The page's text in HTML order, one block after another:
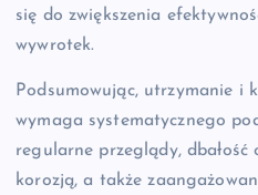
się do zwiększenia
wywrotek.
Podsumowując, utrzymanie i
wymaga systematycznego
regularne przeglądy, dbałość
korozją, a także